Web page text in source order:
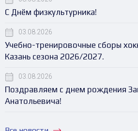
С Днём физкультурника!
03.08.2026
Учебно-тренировочные сборы
Казань сезона 2026/2027.
03.08.2026
Поздравляем с днем рождения
Анатольевича!